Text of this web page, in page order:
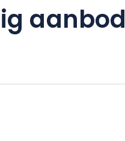
aanbod